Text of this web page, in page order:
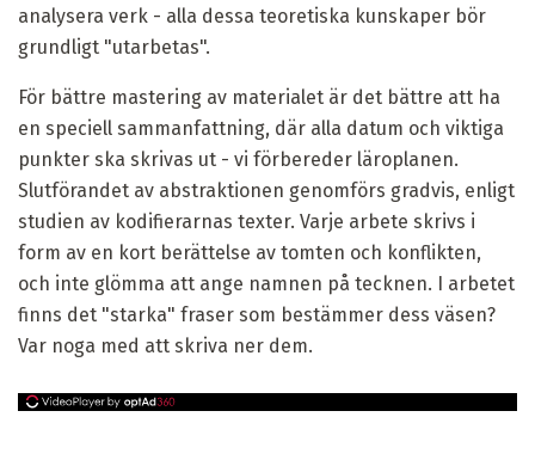
analysera verk - alla dessa teoretiska kunskaper bör
grundligt "utarbetas".
För bättre mastering av materialet är det bättre att ha
en speciell sammanfattning, där alla datum och viktiga
punkter ska skrivas ut - vi förbereder läroplanen.
Slutförandet av abstraktionen genomförs gradvis, enligt
studien av kodifierarnas texter. Varje arbete skrivs i
form av en kort berättelse av tomten och konflikten,
och inte glömma att ange namnen på tecknen. I arbetet
finns det "starka" fraser som bestämmer dess väsen?
Var noga med att skriva ner dem.